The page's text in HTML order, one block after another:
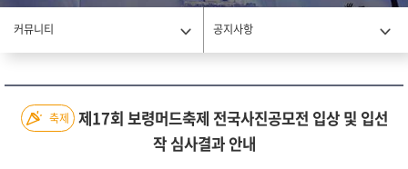
커뮤니티 공지사항
축제 제17회 보령머드축제 전국사진공모전 입상 및 입선
작 심사결과 안내